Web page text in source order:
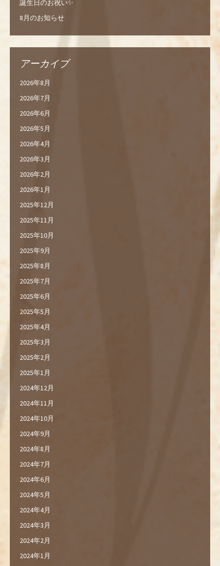
誕生日のお祝い✨
8月のお知らせ
アーカイブ
2026年8月
2026年7月
2026年6月
2026年5月
2026年4月
2026年3月
2026年2月
2026年1月
2025年12月
2025年11月
2025年10月
2025年9月
2025年8月
2025年7月
2025年6月
2025年5月
2025年4月
2025年3月
2025年2月
2025年1月
2024年12月
2024年11月
2024年10月
2024年9月
2024年8月
2024年7月
2024年6月
2024年5月
2024年4月
2024年3月
2024年2月
2024年1月